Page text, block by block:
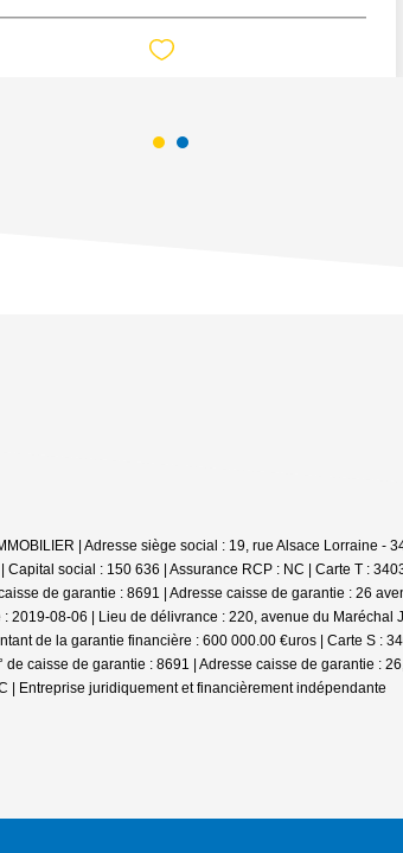
| Adresse siège social : 19, rue Alsace Lorraine -
social : 150 636 | Assurance RCP : NC | Carte T :
de garantie : 8691 | Adresse caisse de garantie : 26
08-06 | Lieu de délivrance : 220, avenue du
de la garantie financière : 600 000.00 €uros | Carte S :
caisse de garantie : 8691 | Adresse caisse de garantie :
|
Entreprise juridiquement et financièrement indépendante